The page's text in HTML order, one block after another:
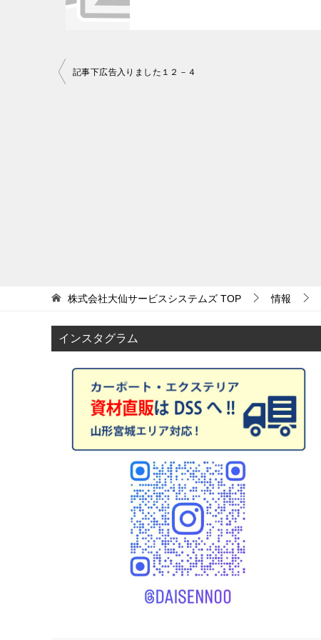
記事下広告入りました１２－４
株式会社大仙サービスシステムズ TOP 情報
インスタグラム